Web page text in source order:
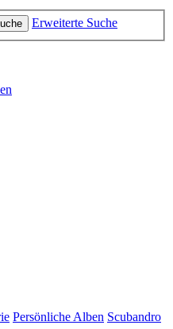
Erweiterte Suche
Persönliche Alben Scubandro